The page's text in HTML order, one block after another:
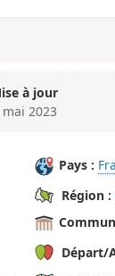
à jour
mai 2023
Pays :
Région :
Départ/